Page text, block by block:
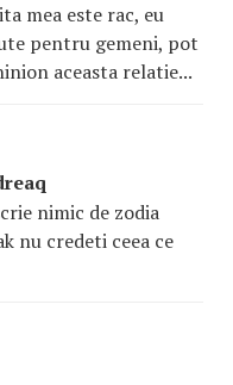
mea este rac, eu
pentru gemeni, pot
aceasta relatie...
nimic de zodia
nu credeti ceea ce